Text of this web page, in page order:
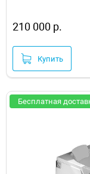
210 000 р.
Купить
Бесплатная